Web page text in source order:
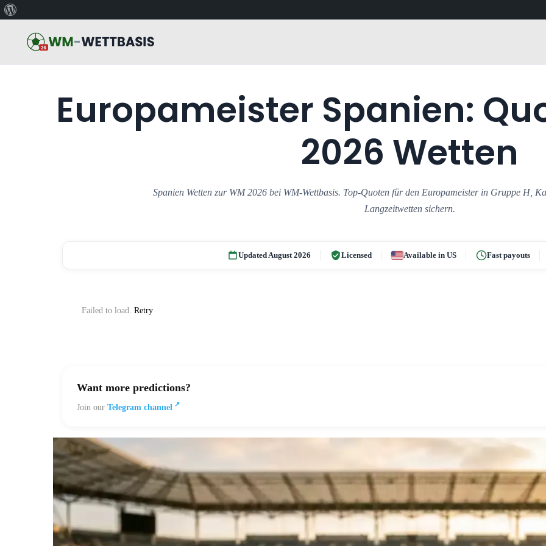
Europameister Spanien:
2026 Wetten
Spanien Wetten zur WM 2026 bei WM-Wettbasis. Top-Quoten für den Europameister in Gruppe H,
Langzeitwetten sichern.
Updated August 2026 Licensed Available in US Fast payouts
Failed to load. Retry
Want more predictions?
Join our Telegram channel